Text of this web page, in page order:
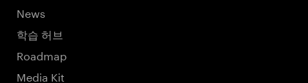
News
학습 허브
Roadmap
Media Kit